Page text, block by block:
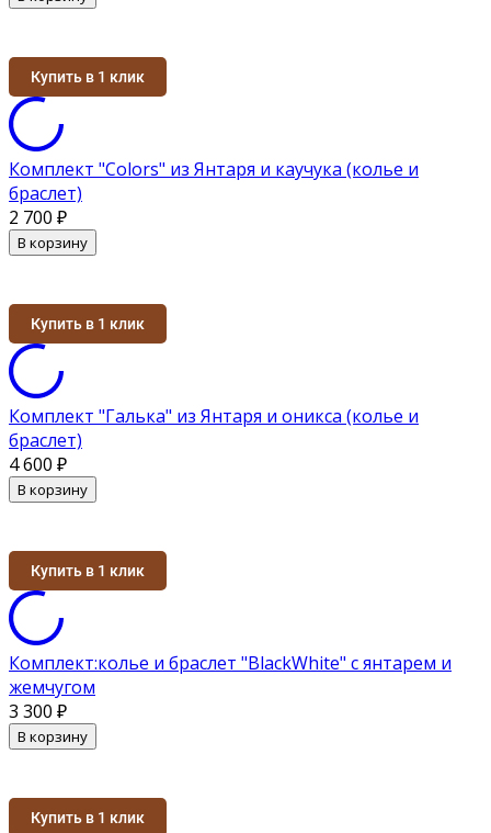
Купить в 1 клик
Комплект "Colors" из Янтаря и каучука (колье и
браслет)
2 700 ₽
В корзину
Купить в 1 клик
Комплект "Галька" из Янтаря и оникса (колье и
браслет)
4 600 ₽
В корзину
Купить в 1 клик
Комплект:колье и браслет "BlackWhite" с янтарем и
жемчугом
3 300 ₽
В корзину
Купить в 1 клик